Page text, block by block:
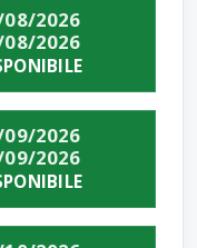
2026
2026
2026
2026